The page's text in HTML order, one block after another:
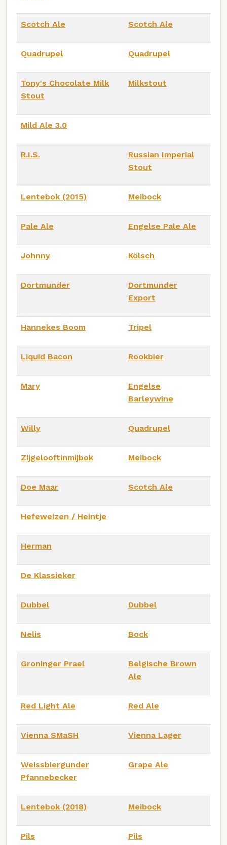
Scotch Ale Scotch Ale
Quadrupel Quadrupel
Tony's Chocolate Milk
Stout
Milkstout
Mild Ale 3.0
R.I.S.
Russian Imperial
Stout
Lentebok (2015) Meibock
Pale Ale Engelse Pale Ale
Johnny Kölsch
Dortmunder
Dortmunder
Export
Hannekes Boom Tripel
Liquid Bacon Rookbier
Mary
Engelse
Barleywine
Willy Quadrupel
Zijgelooftinmijbok Meibock
Doe Maar Scotch Ale
Hefeweizen / Heintje
Herman
De Klassieker
Dubbel Dubbel
Nelis Bock
Groninger Prael
Belgische Brown
Ale
Red Light Ale Red Ale
Vienna SMaSH Vienna Lager
Weissbiergunder
Pfannebecker
Grape Ale
Lentebok (2018) Meibock
Pils Pils